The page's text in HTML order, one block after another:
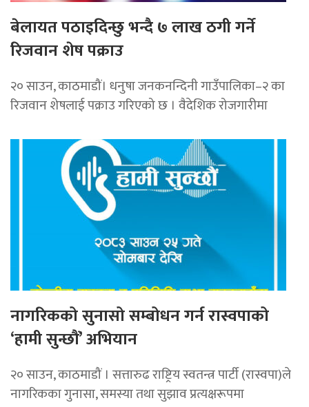
बेलायत पठाइदिन्छु भन्दै ७ लाख ठगी गर्ने
रिजवान शेष पक्राउ
२० साउन, काठमाडौं। धनुषा जनकनन्दिनी गाउँपालिका–२ का
रिजवान शेषलाई पक्राउ गरिएको छ । वैदेशिक रोजगारीमा
नागरिकको सुनासो सम्बोधन गर्न रास्वपाको
‘हामी सुन्छौं’ अभियान
२० साउन, काठमाडौं । सत्तारुढ राष्ट्रिय स्वतन्त्र पार्टी (रास्वपा)ले
नागरिकका गुनासा, समस्या तथा सुझाव प्रत्यक्षरूपमा